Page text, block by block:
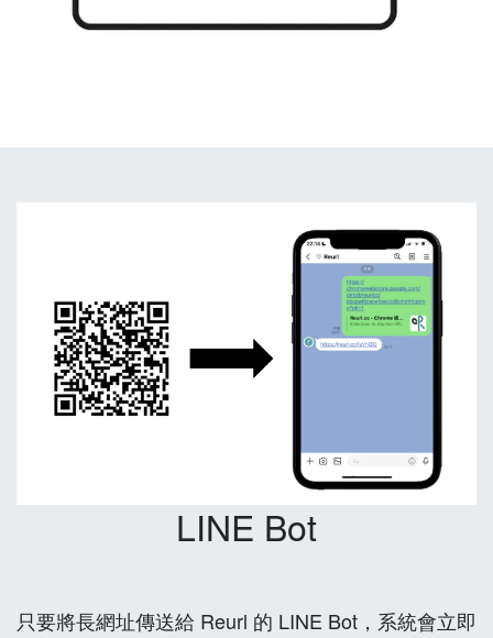
LINE Bot
只要將長網址傳送給 Reurl 的 LINE Bot，系統會立即